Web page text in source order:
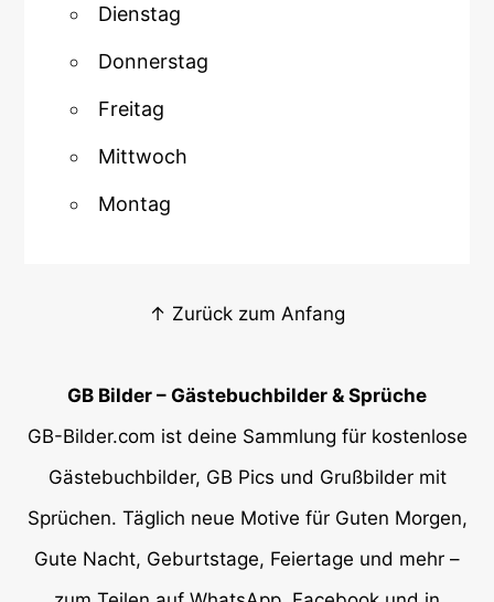
Dienstag
Donnerstag
Freitag
Mittwoch
Montag
↑ Zurück zum Anfang
GB Bilder – Gästebuchbilder & Sprüche
GB-Bilder.com ist deine Sammlung für kostenlose
Gästebuchbilder, GB Pics und Grußbilder mit
Sprüchen. Täglich neue Motive für Guten Morgen,
Gute Nacht, Geburtstage, Feiertage und mehr –